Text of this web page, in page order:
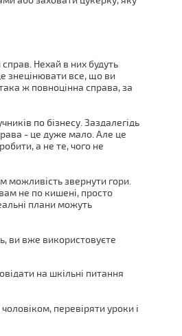
Нехай в них будуть
знецінювати все, що ви
ж повноцінна справа, за
по бізнесу. Заздалегідь
- це дуже мало. Але це
а не те, чого не
можливість звернути гори.
не по кишені, просто
плани можуть
ви вже використовуєте
на шкільні питання
перевіряти уроки і